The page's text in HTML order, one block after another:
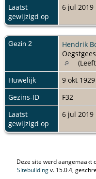
Laatst
gewijzigd op
6 jul 2019
Gezin 2 Hendrik
Huwelijk
9 okt 1929
Gezins-ID
F32
Laatst
gewijzigd op
6 jul 2019
Deze site werd aangemaakt
Sitebuildingv. 15.0.4,